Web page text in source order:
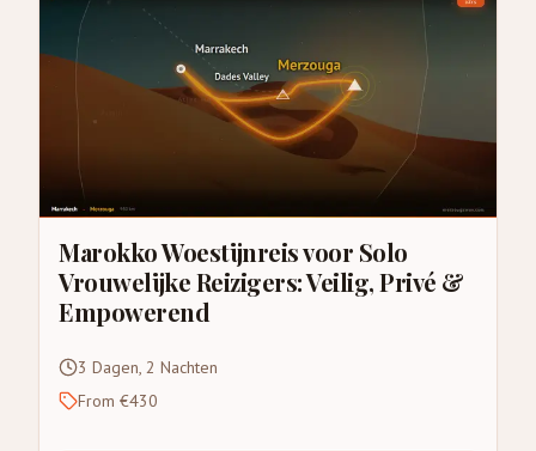
Marokko Woestijnreis voor Solo
Vrouwelijke Reizigers: Veilig, Privé &
Empowerend
3 Dagen, 2 Nachten
From €430